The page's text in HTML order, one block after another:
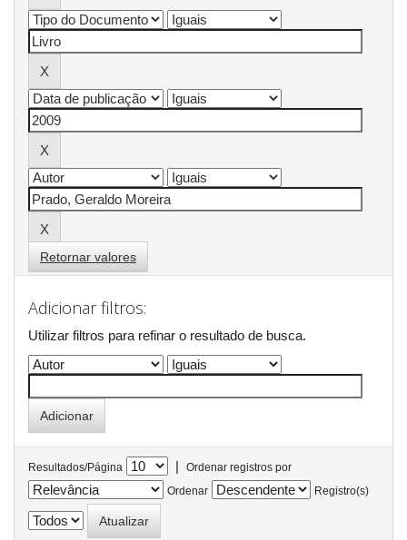
Retornar valores
Adicionar filtros:
Utilizar filtros para refinar o resultado de busca.
Resultados/Página |
Ordenar registros por
Ordenar
Registro(s)